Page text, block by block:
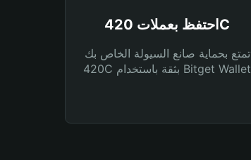
احتفظ بعملات 420C
تمتع بحماية صانع السيولة الخاص بك
420C بثقة باستخدام Bitget Wallet